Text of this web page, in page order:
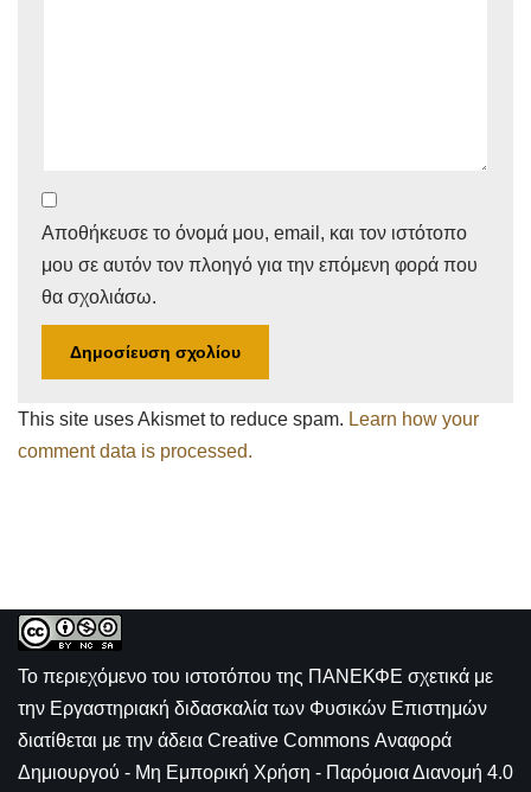
Αποθήκευσε το όνομά μου, email, και τον ιστότοπο
μου σε αυτόν τον πλοηγό για την επόμενη φορά που
θα σχολιάσω.
This site uses Akismet to reduce spam. Learn how your
comment data is processed.
Το περιεχόμενο του ιστοτόπου της ΠΑΝΕΚΦΕ σχετικά με
την Εργαστηριακή διδασκαλία των Φυσικών Επιστημών
διατίθεται με την άδεια Creative Commons Αναφορά
Δημιουργού - Μη Εμπορική Χρήση - Παρόμοια Διανομή 4.0